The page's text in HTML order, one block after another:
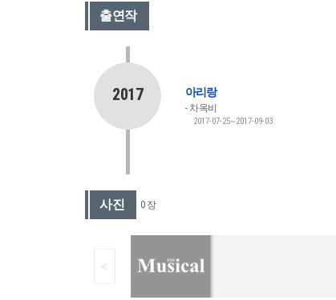
출연작
2017 아리랑
차옥비
2017-07-25~2017-09-03
사진 0 장